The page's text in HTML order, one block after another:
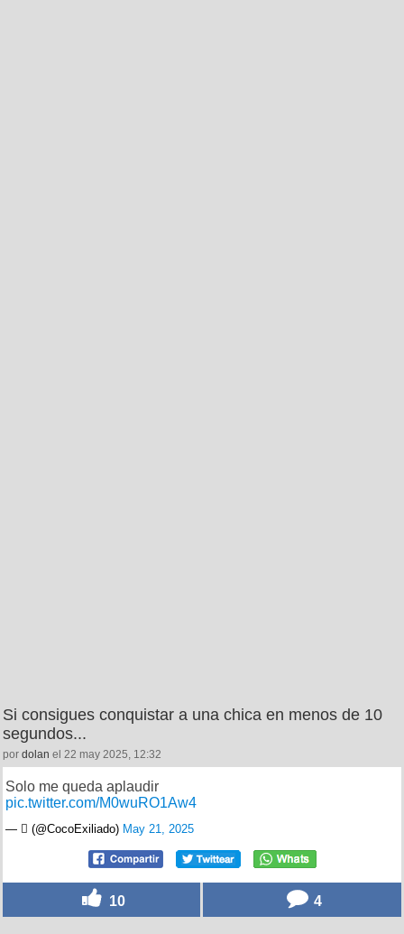
Si consigues conquistar a una chica en menos de 10
segundos...
por dolan el 22 may 2025, 12:32
Solo me queda aplaudir
pic.twitter.com/M0wuRO1Aw4
— ‏️ٓ‏️ (@CocoExiliado) May 21, 2025
10 4